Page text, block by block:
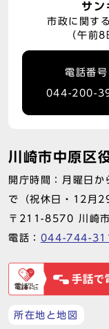
サン
市政に関す
（午前
電話番号
044-200-
川崎市中原区
開庁時間：月曜日
で（祝休日・12月
〒211-8570 川崎
電話： 044-744-
所在地と地図